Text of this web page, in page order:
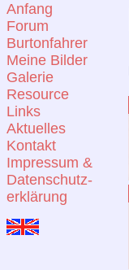
Anfang
Forum
Burtonfahrer
Meine Bilder
Galerie
Resource
Links
Aktuelles
Kontakt
Impressum &
Datenschutz-
erklärung